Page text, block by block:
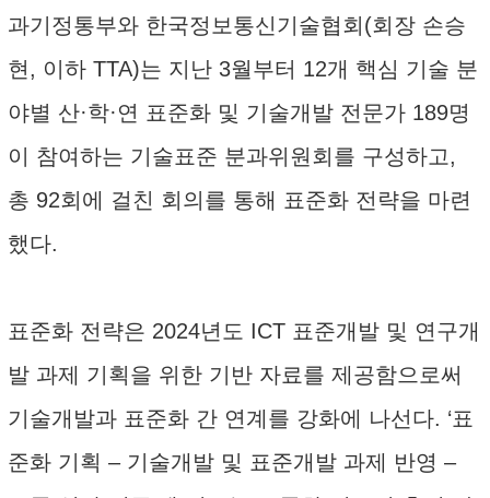
과기정통부와 한국정보통신기술협회(회장 손승
현, 이하 TTA)는 지난 3월부터 12개 핵심 기술 분
야별 산·학·연 표준화 및 기술개발 전문가 189명
이 참여하는 기술표준 분과위원회를 구성하고,
총 92회에 걸친 회의를 통해 표준화 전략을 마련
했다.
표준화 전략은 2024년도 ICT 표준개발 및 연구개
발 과제 기획을 위한 기반 자료를 제공함으로써
기술개발과 표준화 간 연계를 강화에 나선다. ‘표
준화 기획 – 기술개발 및 표준개발 과제 반영 –